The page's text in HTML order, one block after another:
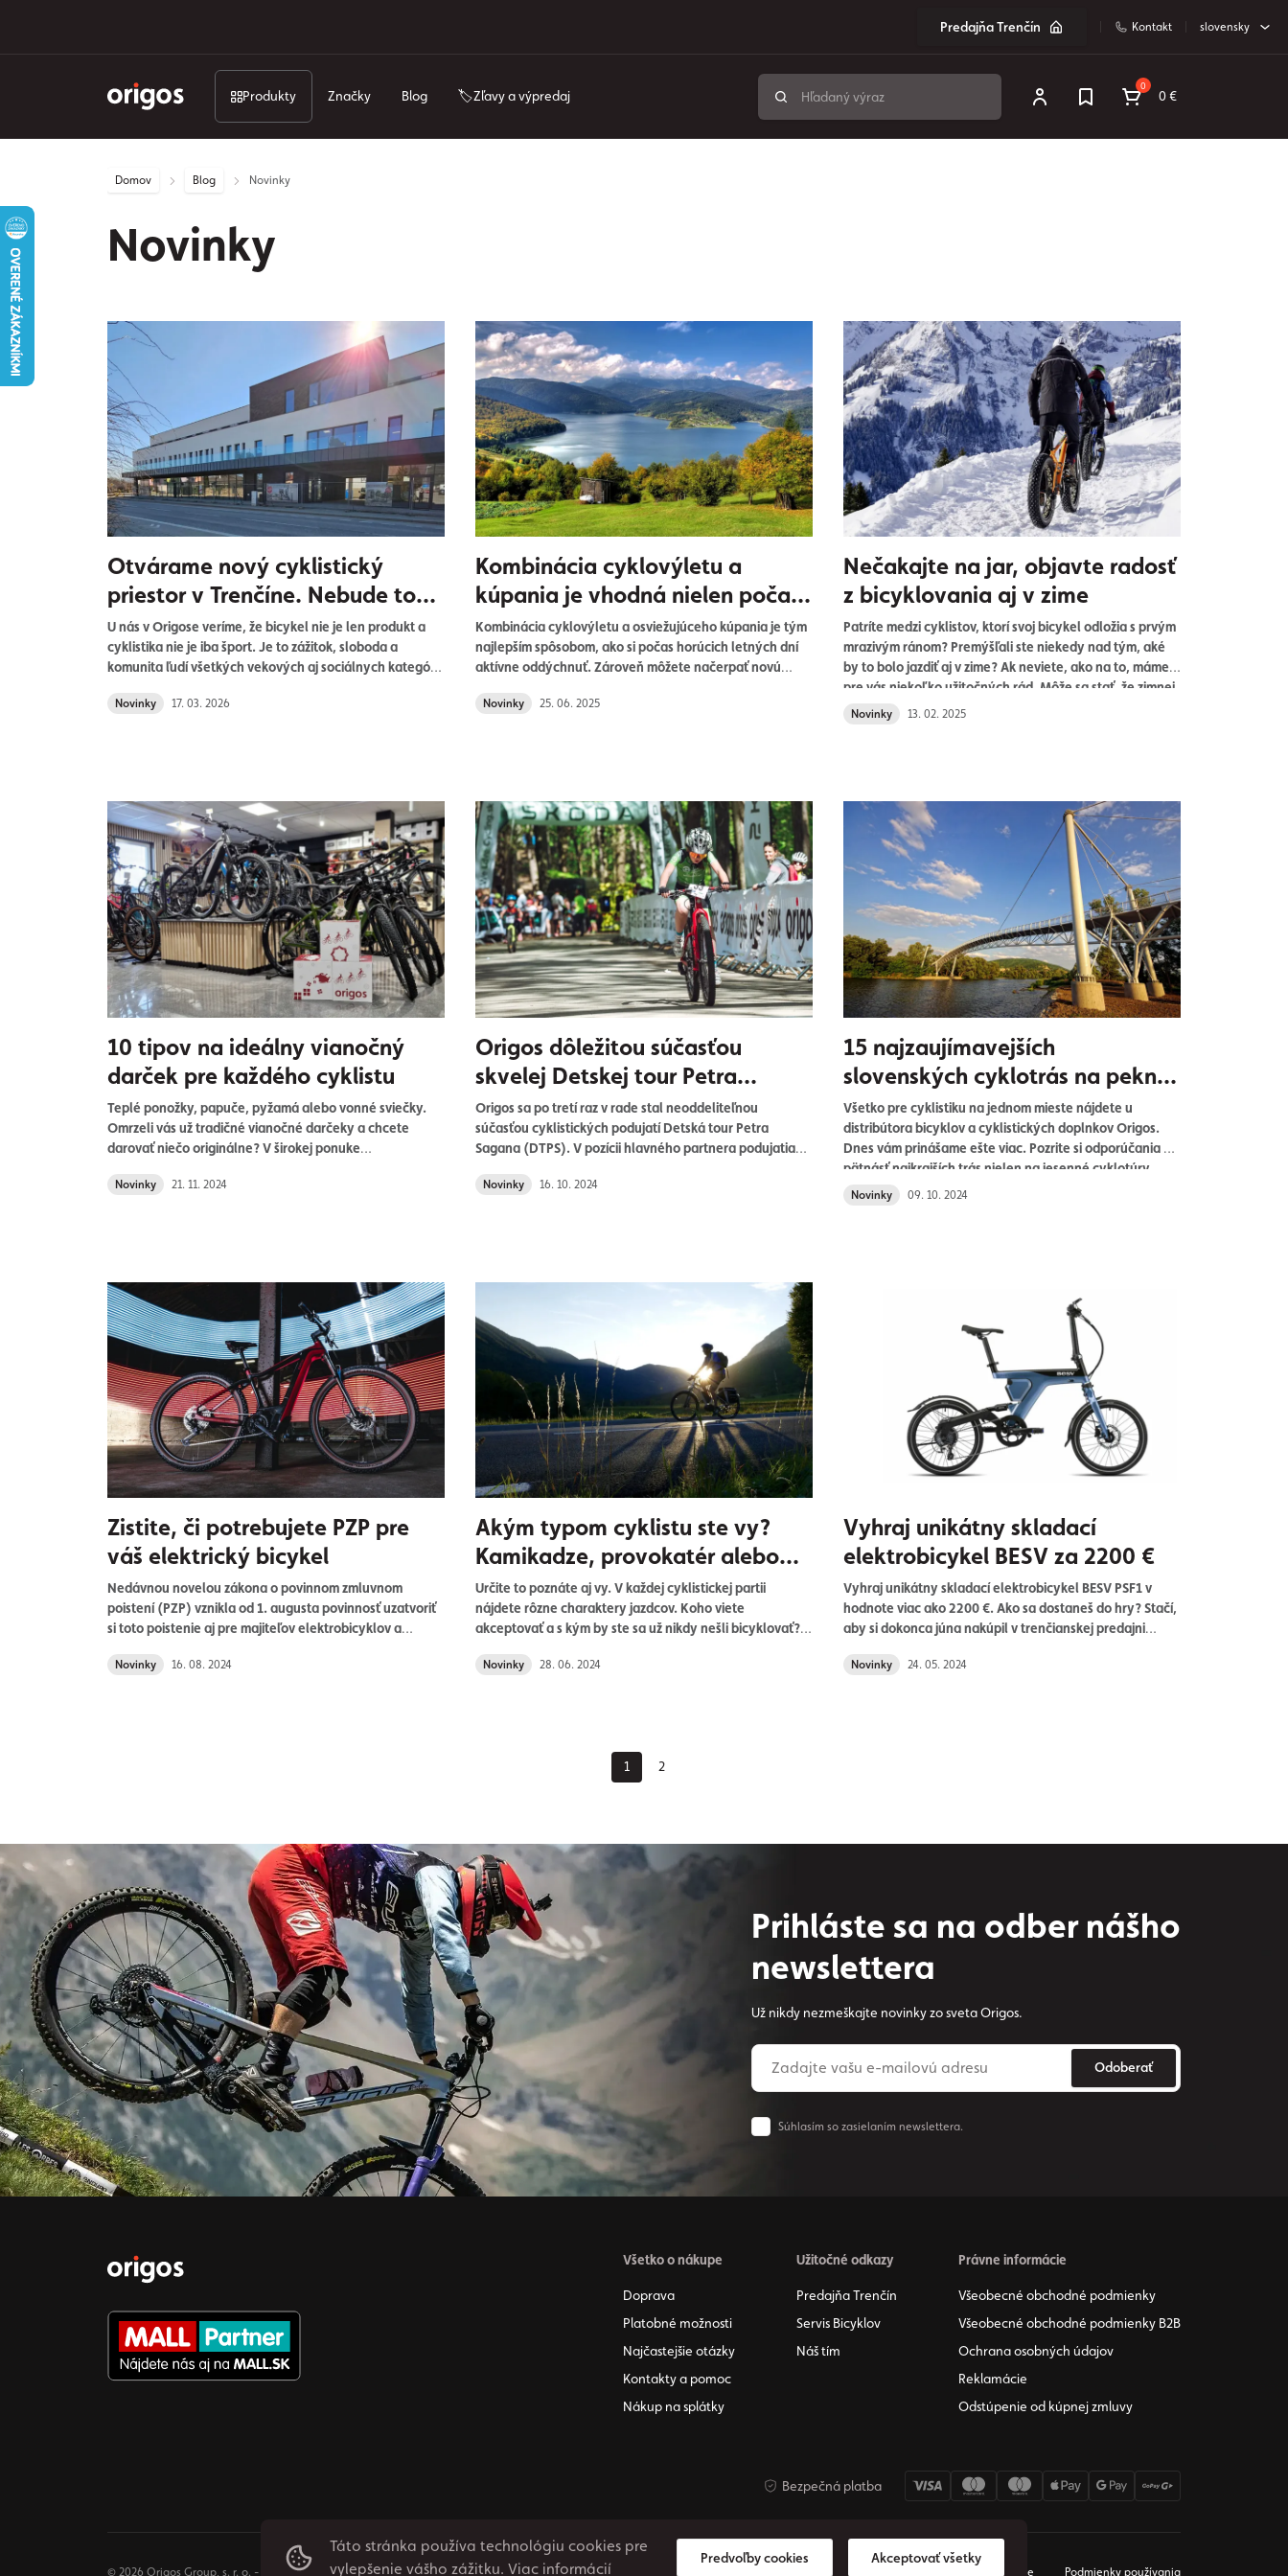
Predajňa Trenčín Kontakt slovensky
Produkty Značky Blog 🏷️Zľavy a výpredaj
0
0 €
Domov Blog Novinky
Novinky
Otvárame nový cyklistický
priestor v Trenčíne. Nebude to
len obchod.
U nás v Origose veríme, že bicykel nie je len produkt a
cyklistika nie je iba šport. Je to zážitok, sloboda a
komunita ľudí všetkých vekových aj sociálnych kategórií.
úroveň. Všetky doterajšie skúsenosti investujeme do
Novinky 17. 03. 2026
Kombinácia cyklovýletu a
kúpania je vhodná nielen počas
horúcich dní
Kombinácia cyklovýletu a osviežujúceho kúpania je tým
najlepším spôsobom, ako si počas horúcich letných dní
aktívne oddýchnuť. Zároveň môžete načerpať novú
vodným plochám, kde si môžete zaplávať, schladiť sa a
Novinky 25. 06. 2025
Nečakajte na jar, objavte radosť
z bicyklovania aj v zime
Patríte medzi cyklistov, ktorí svoj bicykel odložia s prvým
mrazivým ránom? Premýšľali ste niekedy nad tým, aké
by to bolo jazdiť aj v zime? Ak neviete, ako na to, máme
pre vás niekoľko užitočných rád. Môže sa stať, že zimnej
cyklistike doslova prepadnete. Čaká vás totiž skutočne
Novinky 13. 02. 2025
10 tipov na ideálny vianočný
darček pre každého cyklistu
Teplé ponožky, papuče, pyžamá alebo vonné sviečky.
Omrzeli vás už tradičné vianočné darčeky a chcete
darovať niečo originálne? V širokej ponuke
doplnkami Origos nájdete ten správny darček nielen pre
inšpiráciu na ideálne darčeky od renomovaných značiek,
ktoré potešia každého cyklistického nadšenca.
Novinky 21. 11. 2024
Origos dôležitou súčasťou
skvelej Detskej tour Petra
Sagana
Origos sa po tretí raz v rade stal neoddeliteľnou
súčasťou cyklistických podujatí Detská tour Petra
Sagana (DTPS). V pozícii hlavného partnera podujatia
podporovateľov série nesúcej meno trojnásobného
Novinky 16. 10. 2024
15 najzaujímavejších
slovenských cyklotrás na pekné
jesenné dni
Všetko pre cyklistiku na jednom mieste nájdete u
distribútora bicyklov a cyklistických doplnkov Origos.
Dnes vám prinášame ešte viac. Pozrite si odporúčania na
pätnásť najkrajších trás nielen na jesenné cyklotúry.
Novinky 09. 10. 2024
Zistite, či potrebujete PZP pre
váš elektrický bicykel
Nedávnou novelou zákona o povinnom zmluvnom
poistení (PZP) vznikla od 1. augusta povinnosť uzatvoriť
si toto poistenie aj pre majiteľov elektrobicyklov a
druhov dnes tak obľúbených dopravných prostriedkov.
Novinky 16. 08. 2024
Akým typom cyklistu ste vy?
Kamikadze, provokatér alebo
masochista?
Určite to poznáte aj vy. V každej cyklistickej partii
nájdete rôzne charaktery jazdcov. Koho viete
akceptovať a s kým by ste sa už nikdy nešli bicyklovať?
cenu prekročiť? Ako vnímate seba ako cyklistu? V
Novinky 28. 06. 2024
Vyhraj unikátny skladací
elektrobicykel BESV za 2200 €
Vyhraj unikátny skladací elektrobicykel BESV PSF1 v
hodnote viac ako 2200 €. Ako sa dostaneš do hry? Stačí,
aby si dokonca júna nakúpil v trenčianskej predajni
99 €. Začiatkom júla vyžrebujeme výhercu, ktorý si užije
Novinky 24. 05. 2024
1 2
Prihláste sa na odber nášho
newslettera
Už nikdy nezmeškajte novinky zo sveta Origos.
Odoberať
Súhlasím so zasielaním newslettera.
Všetko o nákupe
Doprava
Platobné možnosti
Najčastejšie otázky
Kontakty a pomoc
Nákup na splátky
Užitočné odkazy
Predajňa Trenčín
Servis Bicyklov
Náš tím
Právne informácie
Všeobecné obchodné podmienky
Všeobecné obchodné podmienky B2B
Ochrana osobných údajov
Reklamácie
Odstúpenie od kúpnej zmluvy
Bezpečná platba
© 2026 Origos Group, s. r. o. - SK. Všetky práva vyhradené.Vytvoril Súkromie Podmienky používania
Táto stránka používa technológiu cookies pre
vylepšenie vášho zážitku. Viac informácií
Predvoľby cookies Akceptovať všetky